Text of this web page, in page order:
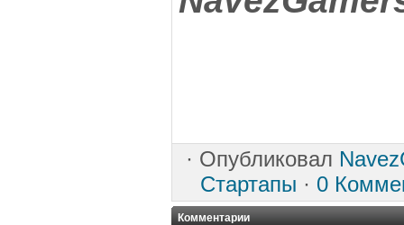
· Опубликовал
Стартапы · 0
Комментарии